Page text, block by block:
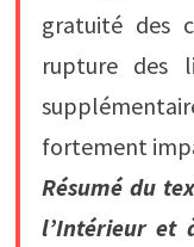
gratuité des
rupture des
fortement
Résumé du
l’Intérieur et